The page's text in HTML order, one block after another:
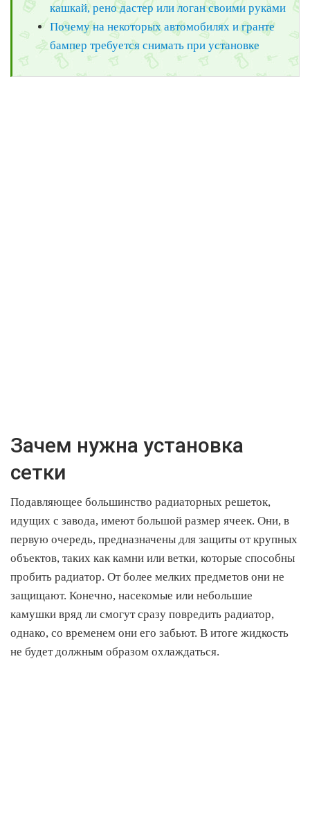
кашкай, рено дастер или логан своими руками
Почему на некоторых автомобилях и гранте
бампер требуется снимать при установке
Зачем нужна установка
сетки
Подавляющее большинство радиаторных решеток,
идущих с завода, имеют большой размер ячеек. Они, в
первую очередь, предназначены для защиты от крупных
объектов, таких как камни или ветки, которые способны
пробить радиатор. От более мелких предметов они не
защищают. Конечно, насекомые или небольшие
камушки вряд ли смогут сразу повредить радиатор,
однако, со временем они его забьют. В итоге жидкость
не будет должным образом охлаждаться.